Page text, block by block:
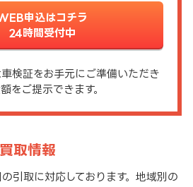
申込はコチラ
24時間受付中
検証をお手元にご準備いただき
をご提示できます。
取情報
引取に対応しております。地域別の